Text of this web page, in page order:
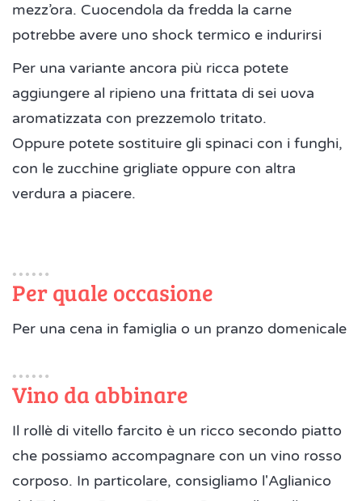
mezz’ora. Cuocendola da fredda la carne
potrebbe avere uno shock termico e indurirsi
Per una variante ancora più ricca potete
aggiungere al ripieno una frittata di sei uova
aromatizzata con prezzemolo tritato.
Oppure potete sostituire gli spinaci con i funghi,
con le zucchine grigliate oppure con altra
verdura a piacere.
Per quale occasione
Per una cena in famiglia o un pranzo domenicale
Vino da abbinare
Il rollè di vitello farcito è un ricco secondo piatto
che possiamo accompagnare con un vino rosso
corposo. In particolare, consigliamo l'Aglianico